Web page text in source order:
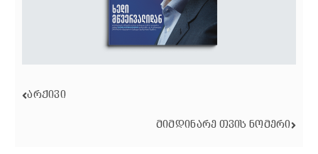
ᲐᲠᲥᲘᲕᲘ
ᲛᲘᲛᲓᲘᲜᲐᲠᲔ ᲗᲕᲘᲡ ᲜᲝᲛᲔᲠᲘ